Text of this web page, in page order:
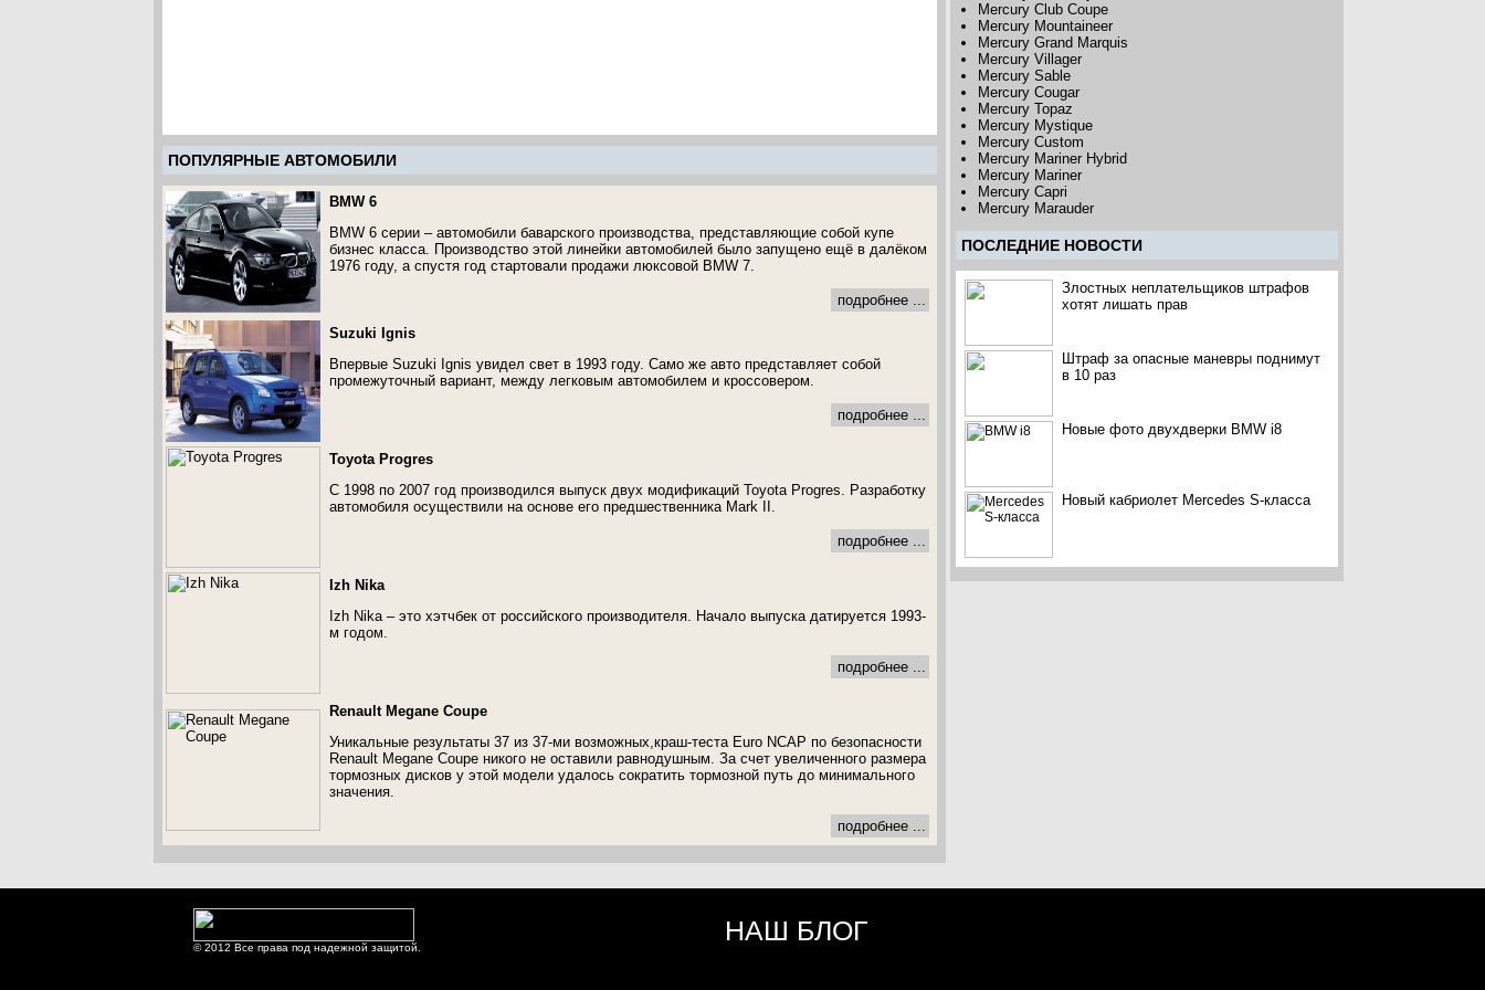
ПОПУЛЯРНЫЕ АВТОМОБИЛИ
BMW 6
BMW 6 серии – автомобили баварского производства, представляющие собой купе
бизнес класса. Производство этой линейки автомобилей было запущено ещё в далёком
1976 году, а спустя год стартовали продажи люксовой BMW 7.
подробнее ...
Suzuki Ignis
Впервые Suzuki Ignis увидел свет в 1993 году. Само же авто представляет собой
промежуточный вариант, между легковым автомобилем и кроссовером.
подробнее ...
Toyota Progres
С 1998 по 2007 год производился выпуск двух модификаций Toyota Progres. Разработку
автомобиля осуществили на основе его предшественника Mark II.
подробнее ...
Izh Nika
Izh Nika – это хэтчбек от российского производителя. Начало выпуска датируется 1993-
м годом.
подробнее ...
Renault Megane Coupe
Уникальные результаты 37 из 37-ми возможных,краш-теста Euro NCAP по безопасности
Renault Megane Coupe никого не оставили равнодушным. За счет увеличенного размера
тормозных дисков у этой модели удалось сократить тормозной путь до минимального
значения.
подробнее ...
Mercury Club Coupe
Mercury Mountaineer
Mercury Grand Marquis
Mercury Villager
Mercury Sable
Mercury Cougar
Mercury Topaz
Mercury Mystique
Mercury Custom
Mercury Mariner Hybrid
Mercury Mariner
Mercury Capri
Mercury Marauder
ПОCЛЕДНИЕ НОВОСТИ
Злостных неплательщиков штрафов
хотят лишать прав
Штраф за опасные маневры поднимут
в 10 раз
Новые фото двухдверки BMW i8
Новый кабриолет Mercedes S-класса
© 2012 Все права под надежной защитой.
НАШ БЛОГ